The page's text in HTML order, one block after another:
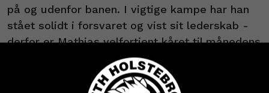
på og udenfor banen. I vigtige kampe har han
stået solidt i forsvaret og vist sit lederskab -
derfor er Mathias velfortjent kåret til månedens
profil i marts måned.